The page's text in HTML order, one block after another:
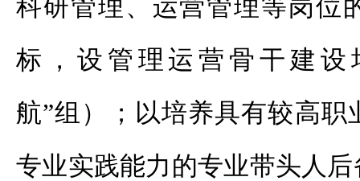
科研管理、运营管理等岗位
标，设管理运营骨干建
航”组）；以培养具有较高职
专业实践能力的专业带头人